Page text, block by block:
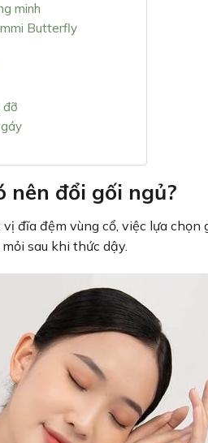
minh
Butterfly
đỡ
nên đổi gối ngủ?
đĩa đệm vùng cổ, việc lựa chọn
sau khi thức dậy.